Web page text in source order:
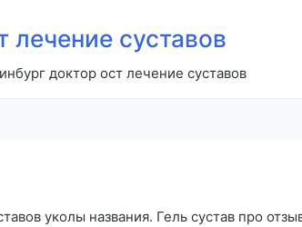
лечение суставов
доктор ост лечение суставов
уколы названия. Гель сустав про